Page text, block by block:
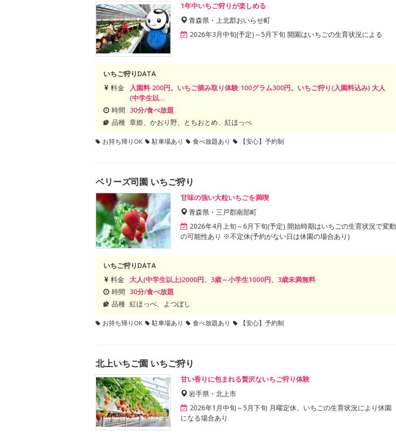
1年中いちご狩りが楽しめる
青森県・上北郡おいらせ町
2026年3月中旬(予定)～5月下旬 開園はいちごの生育状況による
いちご狩りDATA
料金
入園料 200円。いちご摘み取り体験 100グラム300円。いちご狩り(入園料込み) 大人
(中学生以...
時間 30分/食べ放題
品種 章姫、かおり野、とちおとめ、紅ほっぺ
お持ち帰りOK 駐車場あり 食べ放題あり 【安心】予約制
ベリーズ司園 いちご狩り
甘味の強い大粒いちごを満喫
青森県・三戸郡南部町
2026年4月上旬～6月下旬(予定) 開始時期はいちごの生育状況で変動
の可能性あり ※不定休(予約がない日は休園の場合あり)
いちご狩りDATA
料金
大人(中学生以上)2000円、3歳～小学生1000円、3歳未満無料
時間 30分/食べ放題
品種 紅ほっぺ、よつぼし
お持ち帰りOK 駐車場あり 食べ放題あり 【安心】予約制
北上いちご園 いちご狩り
甘い香りに包まれる贅沢ないちご狩り体験
岩手県・北上市
2026年1月中旬～5月下旬 月曜定休。いちごの生育状況により休園
になる場合あり